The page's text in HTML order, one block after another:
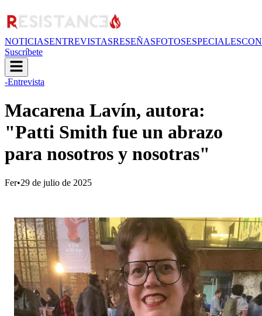
NOTICIASENTREVISTASRESEÑASFOTOSESPECIALES
Suscríbete
-Entrevista
Macarena Lavín, autora:
"Patti Smith fue un abrazo
para nosotros y nosotras"
Fer•29 de julio de 2025